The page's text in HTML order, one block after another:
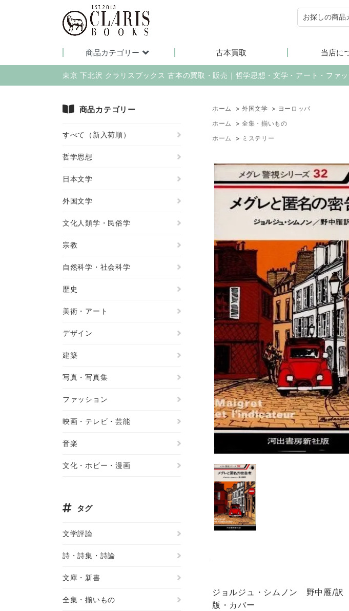
商品カテゴリー 古本買取 当店に
東京 下北沢 クラリスブックス 古本の買取・販売｜哲学思想・文学・アート・ファ
ホーム > 外国文学 > ヨーロッパ
ホーム
> 全集・揃いもの
ホーム
> ミステリー
ジョルジュ・シムノン 野中雁/
版・カバー
商品カテゴリー
すべて（新入荷順）
哲学思想
日本文学
外国文学
文化人類学・民俗学
宗教
自然科学・社会科学
歴史
美術・アート
デザイン
建築
写真・写真集
ファッション
映画・テレビ・芸能
音楽
文化・ホビー・漫画
タグ
文学評論
詩・詩集・詩論
文庫・新書
全集・揃いもの